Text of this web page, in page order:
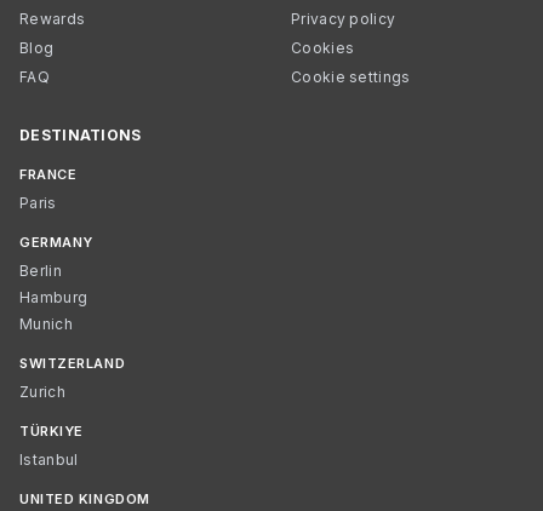
Rewards
Blog
FAQ
Privacy policy
Cookies
Cookie settings
DESTINATIONS
FRANCE
Paris
GERMANY
Berlin
Hamburg
Munich
SWITZERLAND
Zurich
TÜRKIYE
Istanbul
UNITED KINGDOM